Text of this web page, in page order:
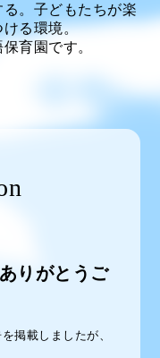
。子どもたちが楽
ける環境。
育園です。
りがとうご
掲載しましたが、